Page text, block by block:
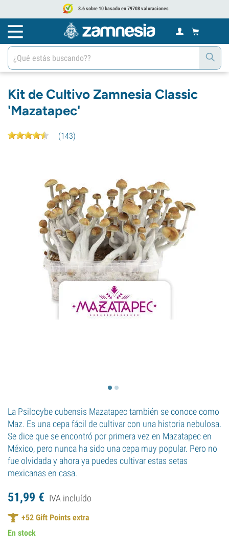
8.6 sobre 10 basado en 79708 valoraciones
Kit de Cultivo Zamnesia Classic
'Mazatapec'
(143)
La Psilocybe cubensis Mazatapec también se conoce como
Maz. Es una cepa fácil de cultivar con una historia nebulosa.
Se dice que se encontró por primera vez en Mazatapec en
México, pero nunca ha sido una cepa muy popular. Pero no
fue olvidada y ahora ya puedes cultivar estas setas
mexicanas en casa.
51,99 € IVA incluído
+52 Gift Points extra
En stock